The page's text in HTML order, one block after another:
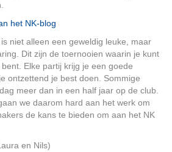
het NK-blog
niet alleen een geweldig leuke, maar
Dit zijn de toernooien waarin je kunt
Elke partij krijg je een goede
ontzettend je best doen. Sommige
meer dan in een half jaar op de club.
we daarom hard aan het werk om
de kans te bieden om aan het NK
en Nils)